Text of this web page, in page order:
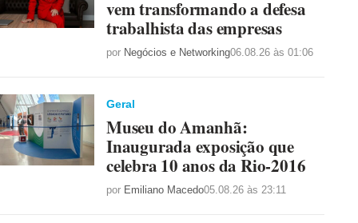
vem transformando a defesa
trabalhista das empresas
por Negócios e Networking06.08.26 às 01:06
Geral
Museu do Amanhã:
Inaugurada exposição que
celebra 10 anos da Rio-2016
por Emiliano Macedo05.08.26 às 23:11